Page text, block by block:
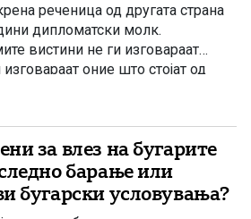
реченица од другата страна
дипломатски молк.
вистини не ги изговараат
оние што стојат од
Македонија верува дека
Прво беше Договорот за
протоколите. Потоа
Потоа […]
за влез на бугарите
барање или
бугарски условувања?